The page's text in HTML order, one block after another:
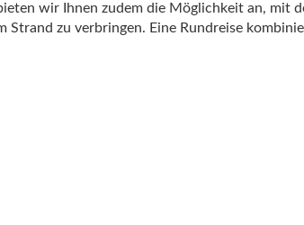
wir Ihnen zudem die Möglichkeit an, mit
Strand zu verbringen. Eine Rundreise